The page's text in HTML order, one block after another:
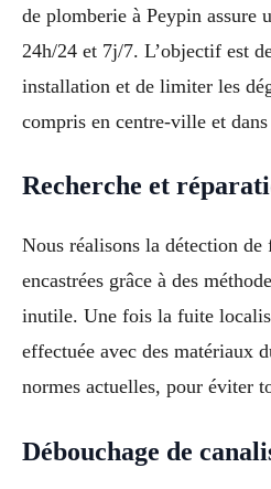
de plomberie à Peypin assure
24h/24 et 7j/7. L’objectif est
installation et de limiter les
compris en centre-ville et
Recherche et
Nous réalisons la détection
encastrées grâce à des
inutile. Une fois la fuite
effectuée avec des matériaux
normes actuelles, pour éviter
Débouchage de